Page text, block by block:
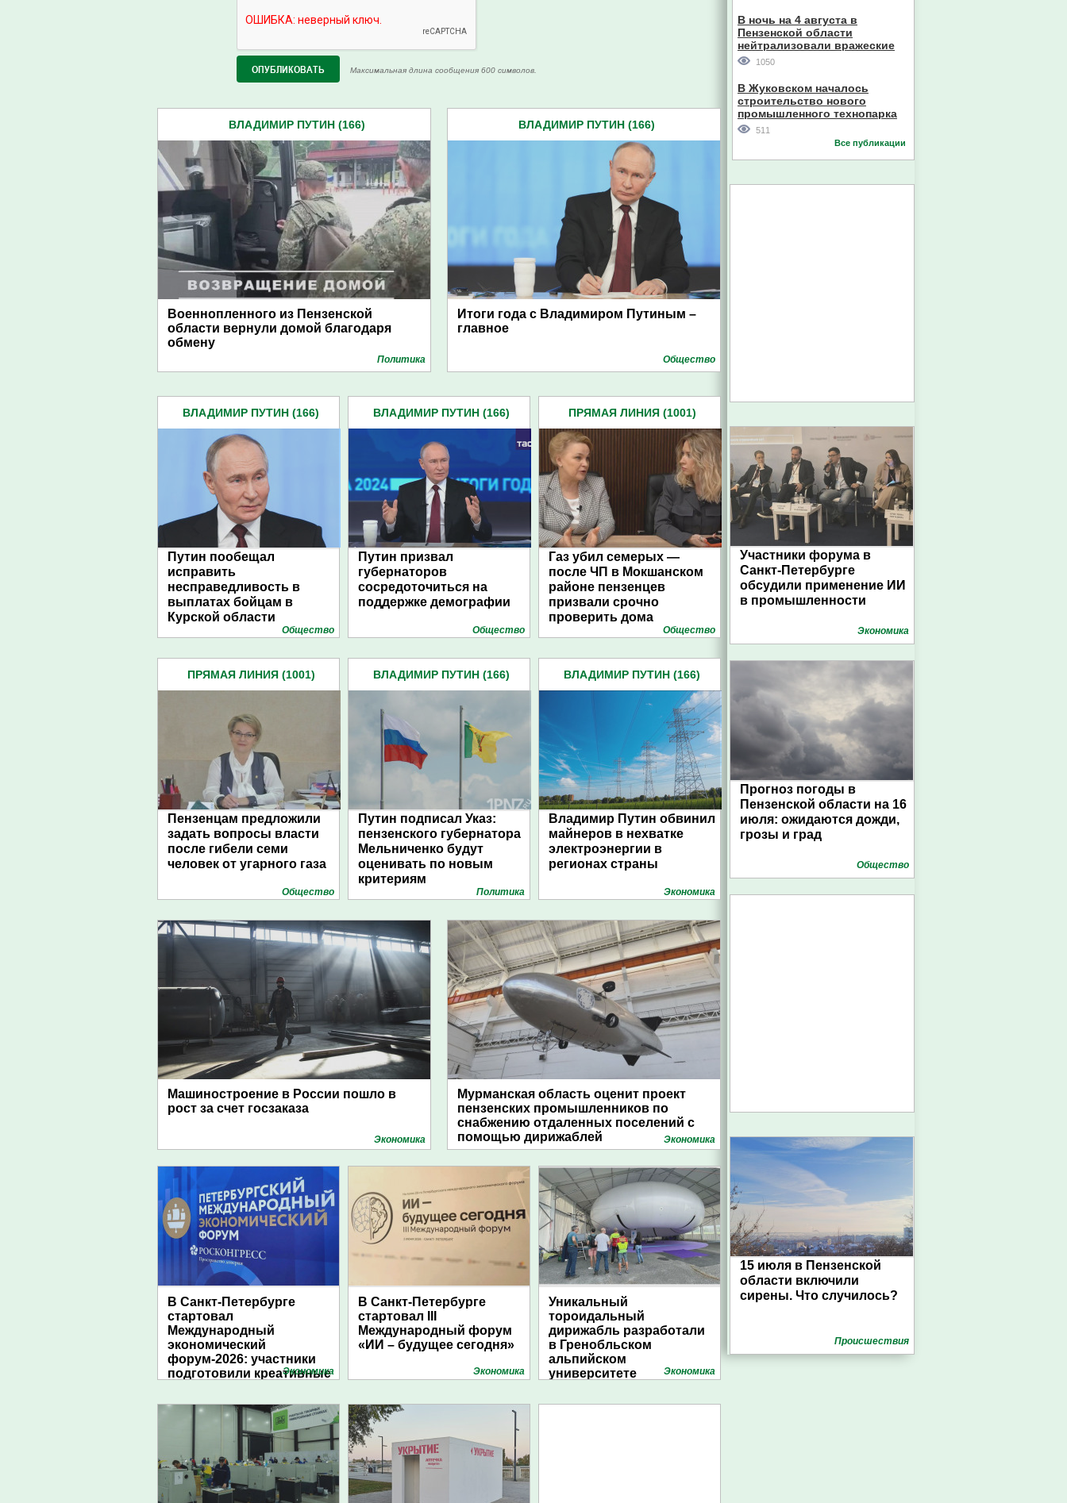
Максимальная длина сообщения 600 символов.
ВЛАДИМИР ПУТИН (166)
Военнопленного из Пензенской
области вернули домой благодаря
обмену
Политика
ВЛАДИМИР ПУТИН (166)
Итоги года с Владимиром Путиным –
главное
Общество
ВЛАДИМИР ПУТИН (166)
Путин пообещал
исправить
несправедливость в
выплатах бойцам в
Курской области
Общество
ВЛАДИМИР ПУТИН (166)
Путин призвал
губернаторов
сосредоточиться на
поддержке демографии
Общество
ПРЯМАЯ ЛИНИЯ (1001)
Газ убил семерых —
после ЧП в Мокшанском
районе пензенцев
призвали срочно
проверить дома
Общество
ПРЯМАЯ ЛИНИЯ (1001)
Пензенцам предложили
задать вопросы власти
после гибели семи
человек от угарного газа
Общество
ВЛАДИМИР ПУТИН (166)
Путин подписал Указ:
пензенского губернатора
Мельниченко будут
оценивать по новым
критериям
Политика
ВЛАДИМИР ПУТИН (166)
Владимир Путин обвинил
майнеров в нехватке
электроэнергии в
регионах страны
Экономика
Машиностроение в России пошло в
рост за счет госзаказа
Экономика
Мурманская область оценит проект
пензенских промышленников по
снабжению отдаленных поселений с
помощью дирижаблей
Экономика
В Санкт-Петербурге
стартовал
Международный
экономический
форум-2026: участники
подготовили креативные
Экономика
В Санкт-Петербурге
стартовал III
Международный форум
«ИИ – будущее сегодня»
Экономика
Уникальный
тороидальный
дирижабль разработали
в Гренобльском
альпийском
университете
Экономика
В ночь на 4 августа в
Пензенской области
нейтрализовали вражеские
дроны
1050
В Жуковском началось
строительство нового
промышленного технопарка
511
Все публикации
Участники форума в
Санкт-Петербурге
обсудили применение ИИ
в промышленности
Экономика
Прогноз погоды в
Пензенской области на 16
июля: ожидаются дожди,
грозы и град
Общество
15 июля в Пензенской
области включили
сирены. Что случилось?
Проиcшествия